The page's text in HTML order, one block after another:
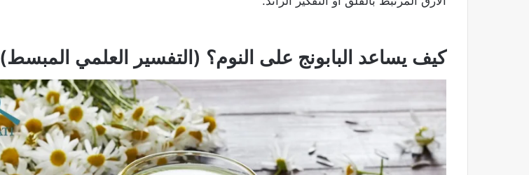
كيف يساعد البابونج على النوم؟ (التفسير العلمي المبسط)